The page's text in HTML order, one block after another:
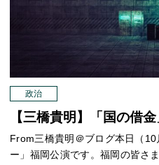
政治
【三橋貴明】「国の借
From三橋貴明＠ブログ本日（
ー」福岡公演です。福岡の皆さ